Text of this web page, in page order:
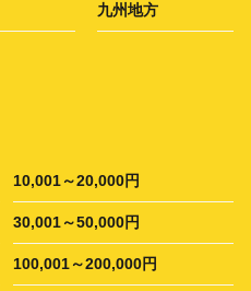
九州地方
10,001～20,000円
30,001～50,000円
100,001～200,000円